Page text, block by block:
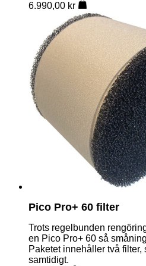
6.990,00 kr
Pico Pro+ 60 filter
Trots regelbunden
en Pico Pro+ 60 så
Paketet innehåller två
samtidigt.